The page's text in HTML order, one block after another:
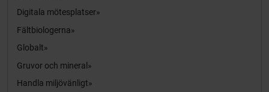
Digitala mötesplatser
Fältbiologerna
Globalt
Gruvor och mineral
Handla miljövänligt